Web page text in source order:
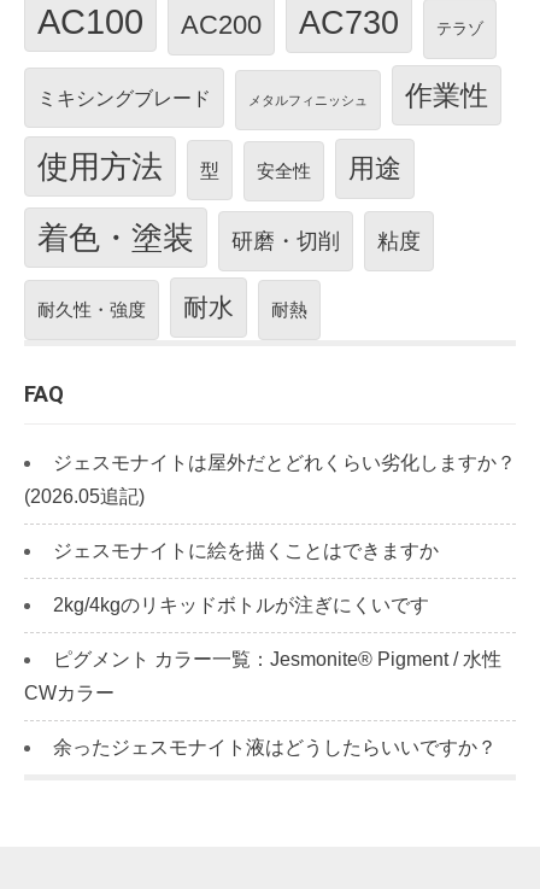
AC100 AC200 AC730 テラゾ
ミキシングブレード メタルフィニッシュ 作業性
使用方法 型 安全性 用途
着色・塗装 研磨・切削 粘度
耐久性・強度 耐水 耐熱
FAQ
ジェスモナイトは屋外だとどれくらい劣化しますか？
(2026.05追記)
ジェスモナイトに絵を描くことはできますか
2kg/4kgのリキッドボトルが注ぎにくいです
ピグメント カラー一覧：Jesmonite® Pigment / 水性
CWカラー
余ったジェスモナイト液はどうしたらいいですか？